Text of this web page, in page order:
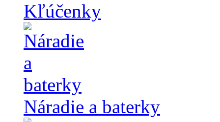
Kľúčenky
Náradie a baterky